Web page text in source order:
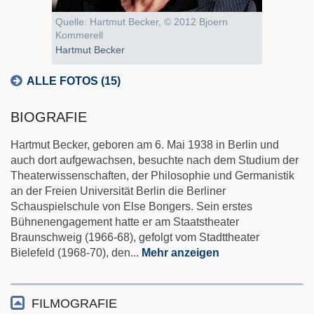
Quelle: Hartmut Becker, © 2012 Bjoern
Kommerell
Hartmut Becker
ALLE FOTOS (15)
BIOGRAFIE
Hartmut Becker, geboren am 6. Mai 1938 in Berlin und
auch dort aufgewachsen, besuchte nach dem Studium der
Theaterwissenschaften, der Philosophie und Germanistik
an der Freien Universität Berlin die Berliner
Schauspielschule von Else Bongers. Sein erstes
Bühnenengagement hatte er am Staatstheater
Braunschweig (1966-68), gefolgt vom Stadttheater
Bielefeld (1968-70), den... Mehr anzeigen
FILMOGRAFIE